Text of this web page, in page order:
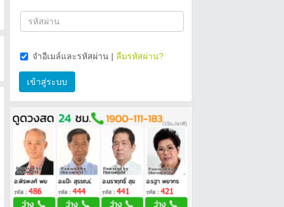
จำอีเมล์และรหัสผ่าน | ลืมรหัสผ่าน?
เข้าสู่ระบบ